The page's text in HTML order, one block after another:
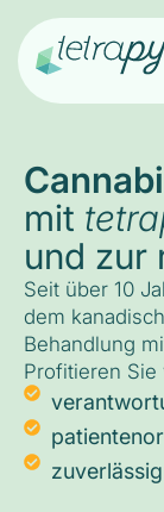
mit
und zur
Seit über 10
dem
Behandlung
Profitieren
zuverlässig